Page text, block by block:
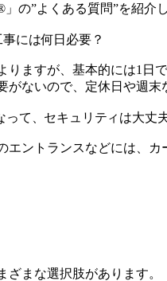
の”よくある質問”を紹介
には何日必要？
りますが、基本的には1日
がないので、定休日や週
って、セキュリティは大丈
エントランスなどには、
まな選択肢があります。